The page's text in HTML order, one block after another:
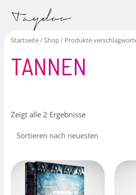
Inhalt
Startseite/Shop/ Produkte
TANNEN
Zeigt alle 2 Ergebnisse